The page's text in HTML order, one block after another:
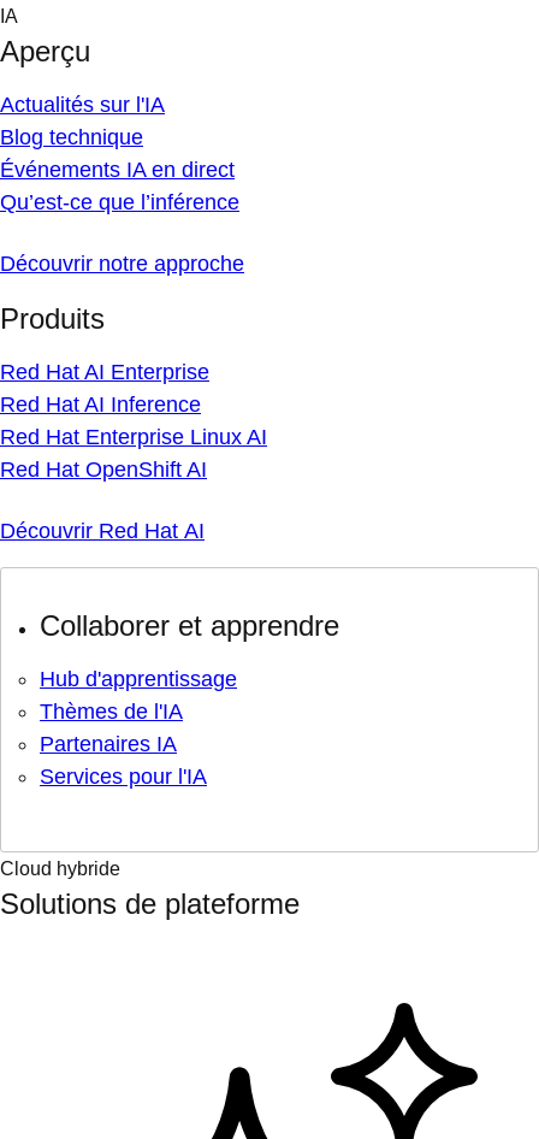
Skip
content
IA
Aperçu
Actualités sur l'IA
Blog technique
Événements IA en direct
Qu’est-ce que l’inférence
Découvrir notre approche
Produits
Red Hat AI Enterprise
Red Hat AI Inference
Red Hat Enterprise Linux AI
Red Hat OpenShift AI
Découvrir Red Hat AI
Collaborer et apprendre
Hub d'apprentissage
Thèmes de l'IA
Partenaires IA
Services pour l'IA
Cloud hybride
Solutions de plateforme